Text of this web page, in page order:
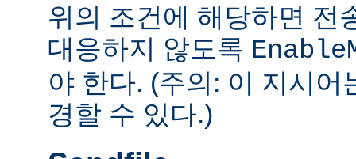
위의 조건에 해당하면 전
대응하지 않도록
야 한다. (주의: 이 지시어
경할 수 있다.)